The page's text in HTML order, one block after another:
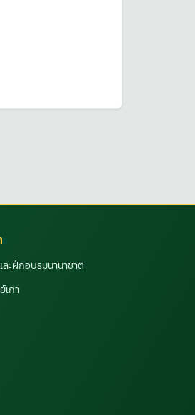
ะฝึกอบรมนานาชาติ
ก่า